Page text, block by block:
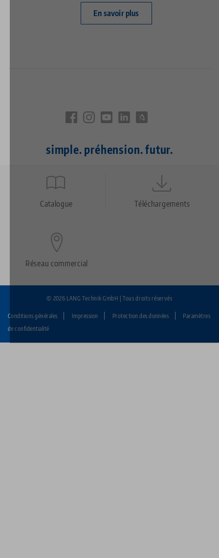
En savoir plus
simple. préhension. futur.
Quicklinks
FooterCatalogue Téléchargements
Réseau commercial
Fußzeile:
LANG
Conditions générales Impression Protection des données
Paramètres
de confidentialité
© 2026 LANG Technik GmbH | Tous droits réservés